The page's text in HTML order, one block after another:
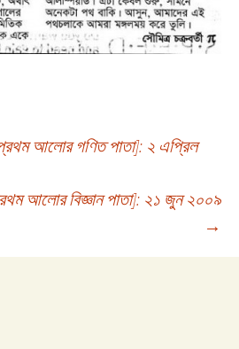
আলোর গণিত পাতা]: ২ এপ্রিল
আলোর বিজ্ঞান পাতা]: ২১ জুন ২০০৯
→